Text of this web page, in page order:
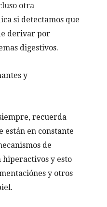
otra
si detectamos que
derivar por
digestivos.
y
recuerda
están en constante
de
hiperactivos y esto
y otros